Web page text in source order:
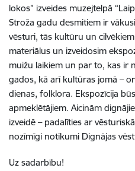
lokos” izveides muzejtelpā
Stroža gadu desmitiem ir
vēsturi, tās kultūru un
materiālus un izveidosim
muižu laikiem un par to, kas ir
gados, kā arī kultūras jomā –
dienas, folklora. Ekspozīcija
apmeklētājiem. Aicinām
izveidē – padalīties ar
nozīmīgi notikumi Dignājas
Uz sadarbību!